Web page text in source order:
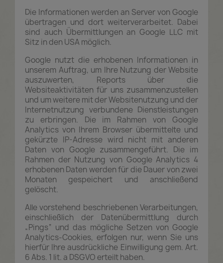
Die Informationen werden an Server von Google
übertragen und dort weiterverarbeitet. Dabei
sind auch Übermittlungen an Google LLC mit
Sitz in den USA möglich.
Google nutzt die erhobenen Informationen in
unserem Auftrag, um Ihre Nutzung der Website
auszuwerten, Reports über die
Websiteaktivitäten für uns zusammenzustellen
und um weitere mit der Websitenutzung und der
Internetnutzung verbundene Dienstleistungen
zu erbringen. Die im Rahmen von Google
Analytics von Ihrem Browser übermittelte und
gekürzte IP-Adresse wird nicht mit anderen
Daten von Google zusammengeführt. Die im
Rahmen der Nutzung von Google Analytics 4
erhobenen Daten werden für die Dauer von zwei
Monaten gespeichert und anschließend
gelöscht.
Alle vorstehend beschriebenen Verarbeitungen,
einschließlich der Datenübermittlung durch
„Pings“ und das mögliche Setzen von Google
Analytics-Cookies, erfolgen nur, wenn Sie uns
hierfür Ihre ausdrückliche Einwilligung gem. Art.
6 Abs. 1 lit. a DSGVO erteilt haben.